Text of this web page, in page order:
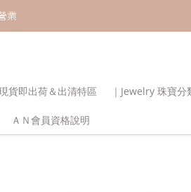
購物金
業
購物金
貨即出荷＆出清特區 ｜Jewelry 珠寶分
ＡＮ會員資格說明